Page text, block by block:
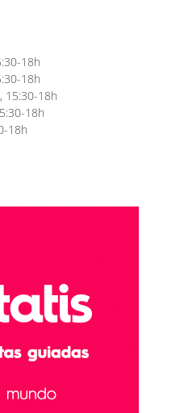
18h
18h
15:30-18h
18h
18h